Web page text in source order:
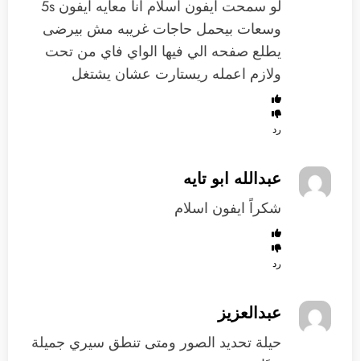
لو سمحت ايفون اسلام انا معايه ايفون 5s
وسعات بيحمل حاجات غريبه مش بيرضى
يطلع صفحه الي فيها الواي فاي من تحت
ولازم اعمله ريستارت عشان يشتغل
رد
عبدالله ابو تايه
شكراً ايفون اسلام
رد
عبدالعزيز
حيلة تحديد الصور ومتى تنطق سيري جميلة